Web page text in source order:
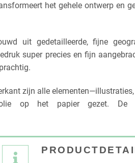
het gehele ontwerp en
uit gedetailleerde, fijne
super precies en fijn
zijn alle
op het papier gezet. De